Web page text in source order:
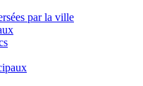
par la ville